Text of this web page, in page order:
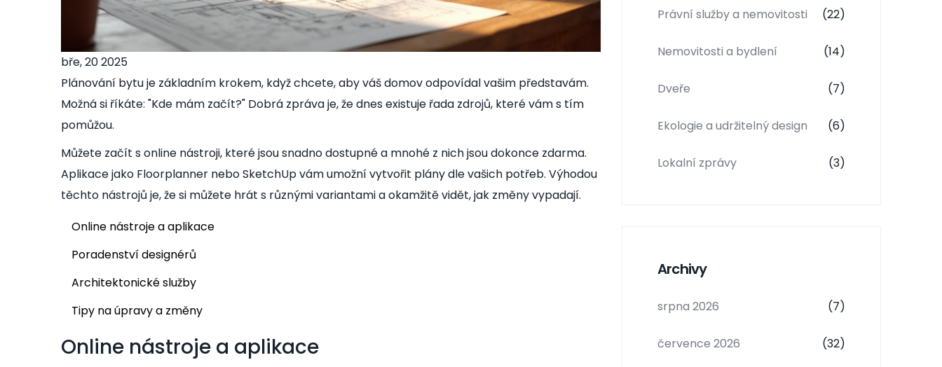
bře, 20 2025
Plánování bytu je základním krokem, když chcete, aby váš domov odpovídal vašim představám.
Možná si říkáte: "Kde mám začít?" Dobrá zpráva je, že dnes existuje řada zdrojů, které vám s tím
pomůžou.
Můžete začít s online nástroji, které jsou snadno dostupné a mnohé z nich jsou dokonce zdarma.
Aplikace jako Floorplanner nebo SketchUp vám umožní vytvořit plány dle vašich potřeb. Výhodou
těchto nástrojů je, že si můžete hrát s různými variantami a okamžitě vidět, jak změny vypadají.
Online nástroje a aplikace
Poradenství designérů
Architektonické služby
Tipy na úpravy a změny
Online nástroje a aplikace
Právní služby a nemovitosti (22)
Nemovitosti a bydlení (14)
Dveře (7)
Ekologie a udržitelný design (6)
Lokalní zprávy (3)
Archivy
srpna 2026 (7)
července 2026 (32)